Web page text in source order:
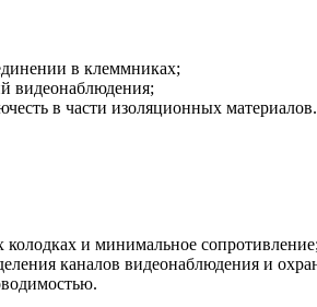
в клеммниках;
видеонаблюдения;
в части изоляционных материалов.
и минимальное сопротивление;
каналов видеонаблюдения и